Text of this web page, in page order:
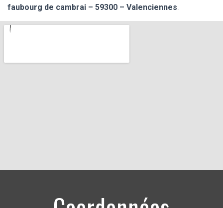
faubourg de cambrai – 59300 – Valenciennes.